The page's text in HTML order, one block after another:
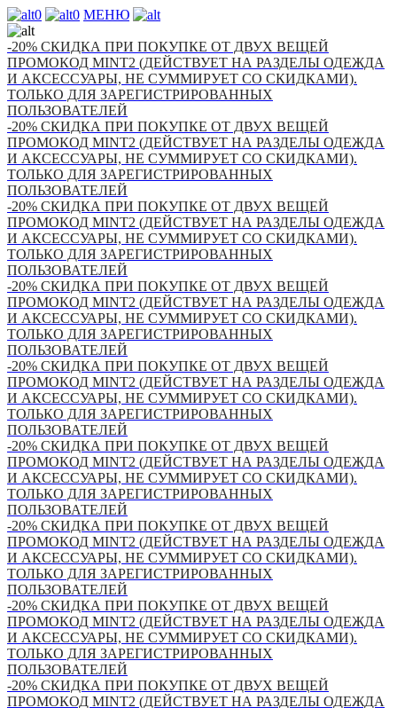
0 0 МЕНЮ
-20% СКИДКА ПРИ ПОКУПКЕ ОТ ДВУХ ВЕЩЕЙ
ПРОМОКОД MINT2 (ДЕЙСТВУЕТ НА РАЗДЕЛЫ ОДЕЖДА
И АКСЕССУАРЫ, НЕ СУММИРУЕТ СО СКИДКАМИ).
ТОЛЬКО ДЛЯ ЗАРЕГИСТРИРОВАННЫХ
ПОЛЬЗОВАТЕЛЕЙ
-20% СКИДКА ПРИ ПОКУПКЕ ОТ ДВУХ ВЕЩЕЙ
ПРОМОКОД MINT2 (ДЕЙСТВУЕТ НА РАЗДЕЛЫ ОДЕЖДА
И АКСЕССУАРЫ, НЕ СУММИРУЕТ СО СКИДКАМИ).
ТОЛЬКО ДЛЯ ЗАРЕГИСТРИРОВАННЫХ
ПОЛЬЗОВАТЕЛЕЙ
-20% СКИДКА ПРИ ПОКУПКЕ ОТ ДВУХ ВЕЩЕЙ
ПРОМОКОД MINT2 (ДЕЙСТВУЕТ НА РАЗДЕЛЫ ОДЕЖДА
И АКСЕССУАРЫ, НЕ СУММИРУЕТ СО СКИДКАМИ).
ТОЛЬКО ДЛЯ ЗАРЕГИСТРИРОВАННЫХ
ПОЛЬЗОВАТЕЛЕЙ
-20% СКИДКА ПРИ ПОКУПКЕ ОТ ДВУХ ВЕЩЕЙ
ПРОМОКОД MINT2 (ДЕЙСТВУЕТ НА РАЗДЕЛЫ ОДЕЖДА
И АКСЕССУАРЫ, НЕ СУММИРУЕТ СО СКИДКАМИ).
ТОЛЬКО ДЛЯ ЗАРЕГИСТРИРОВАННЫХ
ПОЛЬЗОВАТЕЛЕЙ
-20% СКИДКА ПРИ ПОКУПКЕ ОТ ДВУХ ВЕЩЕЙ
ПРОМОКОД MINT2 (ДЕЙСТВУЕТ НА РАЗДЕЛЫ ОДЕЖДА
И АКСЕССУАРЫ, НЕ СУММИРУЕТ СО СКИДКАМИ).
ТОЛЬКО ДЛЯ ЗАРЕГИСТРИРОВАННЫХ
ПОЛЬЗОВАТЕЛЕЙ
-20% СКИДКА ПРИ ПОКУПКЕ ОТ ДВУХ ВЕЩЕЙ
ПРОМОКОД MINT2 (ДЕЙСТВУЕТ НА РАЗДЕЛЫ ОДЕЖДА
И АКСЕССУАРЫ, НЕ СУММИРУЕТ СО СКИДКАМИ).
ТОЛЬКО ДЛЯ ЗАРЕГИСТРИРОВАННЫХ
ПОЛЬЗОВАТЕЛЕЙ
-20% СКИДКА ПРИ ПОКУПКЕ ОТ ДВУХ ВЕЩЕЙ
ПРОМОКОД MINT2 (ДЕЙСТВУЕТ НА РАЗДЕЛЫ ОДЕЖДА
И АКСЕССУАРЫ, НЕ СУММИРУЕТ СО СКИДКАМИ).
ТОЛЬКО ДЛЯ ЗАРЕГИСТРИРОВАННЫХ
ПОЛЬЗОВАТЕЛЕЙ
-20% СКИДКА ПРИ ПОКУПКЕ ОТ ДВУХ ВЕЩЕЙ
ПРОМОКОД MINT2 (ДЕЙСТВУЕТ НА РАЗДЕЛЫ ОДЕЖДА
И АКСЕССУАРЫ, НЕ СУММИРУЕТ СО СКИДКАМИ).
ТОЛЬКО ДЛЯ ЗАРЕГИСТРИРОВАННЫХ
ПОЛЬЗОВАТЕЛЕЙ
-20% СКИДКА ПРИ ПОКУПКЕ ОТ ДВУХ ВЕЩЕЙ
ПРОМОКОД MINT2 (ДЕЙСТВУЕТ НА РАЗДЕЛЫ ОДЕЖДА